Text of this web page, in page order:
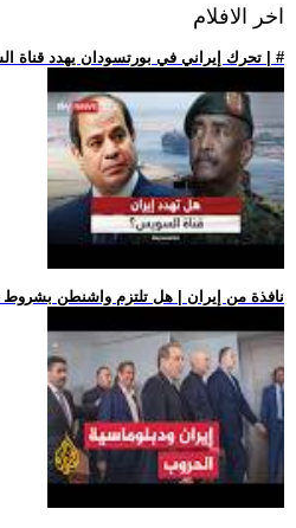
اخر الافلام
.. تحرك إيراني في بورتسودان يهدد قناة السويس.. ما التفاصيل؟ | #
.. نافذة من إيران | هل تلتزم واشنطن